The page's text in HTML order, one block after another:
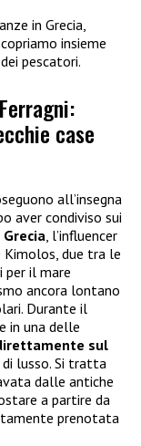
in Grecia,
insieme
pescatori.
case
all’insegna
aver condiviso sui
, l’influencer
due tra le
per il mare
ancora lontano
Durante il
in una delle
sul
lusso. Si tratta
dalle antiche
a partire da
prenotata